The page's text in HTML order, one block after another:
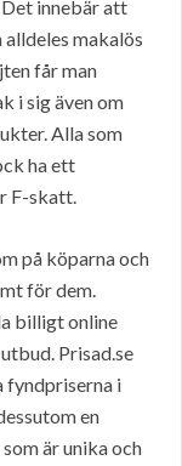
innebär att
alldeles makalös
får man
i sig även om
Alla som
ha ett
F-skatt.
på köparna och
för dem.
billigt online
Prisad.se
fyndpriserna i
en
är unika och